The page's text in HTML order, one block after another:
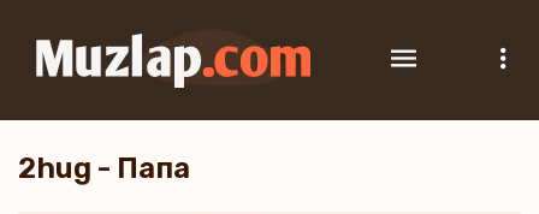
2hug - Папа